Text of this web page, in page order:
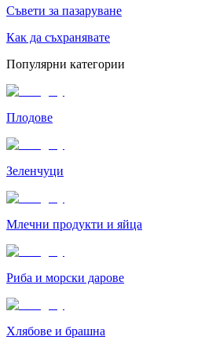
Съвети за пазаруване
Как да съхранявате
Популярни категории
Плодове
Зеленчуци
Млечни продукти и яйца
Риба и морски дарове
Хлябове и брашна